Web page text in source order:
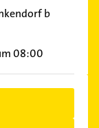
b
08:00